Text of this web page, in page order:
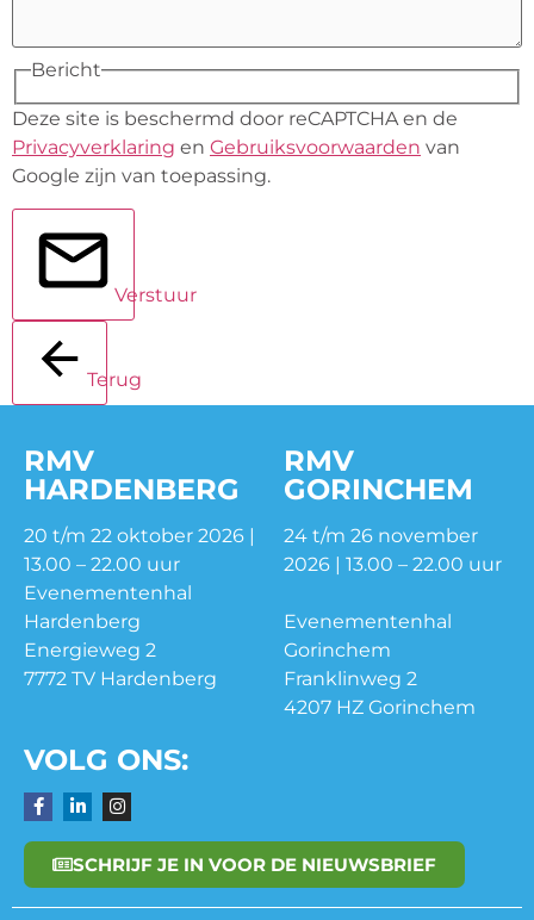
Bericht
Deze site is beschermd door reCAPTCHA en de
Privacyverklaring en Gebruiksvoorwaarden van
Google zijn van toepassing.
Verstuur
Terug
RMV
HARDENBERG
20 t/m 22 oktober 2026 |
13.00 – 22.00 uur
Evenementenhal
Hardenberg
Energieweg 2
7772 TV Hardenberg
RMV
GORINCHEM
24 t/m 26 november
2026 | 13.00 – 22.00 uur
Evenementenhal
Gorinchem
Franklinweg 2
4207 HZ Gorinchem
VOLG ONS:
SCHRIJF JE IN VOOR DE NIEUWSBRIEF